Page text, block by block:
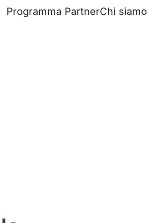
Programma PartnerChi siamo